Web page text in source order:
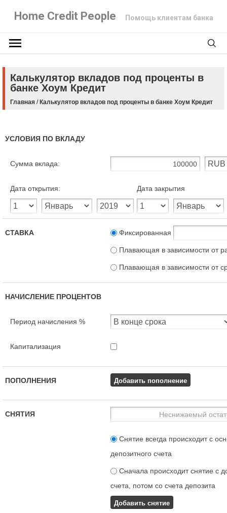
Home Credit People Помощь клиентам банка
Калькулятор вкладов под проценты в
банке Хоум Кредит
Главная/Калькулятор вкладов под проценты в банке Хоум Кредит
УСЛОВИЯ ПО ВКЛАДУ
Сумма вклада:
Дата открытия: Дата закрытия
СТАВКА Фиксированная
Плавающая в зависимости от
Плавающая в зависимости от
НАЧИСЛЕНИЕ ПРОЦЕНТОВ
Период начисления %
Капитализация
ПОПОЛНЕНИЯ Добавить пополнение
СНЯТИЯ
Снятие всегда происходит с
депозитного счета
Сначала происходит снятие с
счета, потом со счета депозита
Добавить снятие